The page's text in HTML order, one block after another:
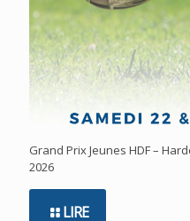
Grand Prix Jeunes HDF –
2026
LIRE